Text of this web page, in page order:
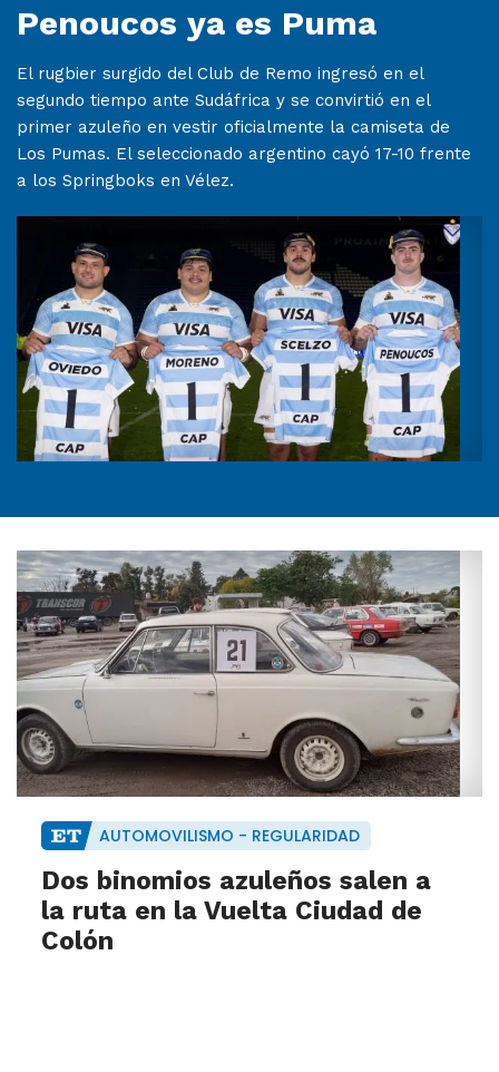
Penoucos ya es Puma
El rugbier surgido del Club de Remo ingresó en el
segundo tiempo ante Sudáfrica y se convirtió en el
primer azuleño en vestir oficialmente la camiseta de
Los Pumas. El seleccionado argentino cayó 17-10 frente
a los Springboks en Vélez.
AUTOMOVILISMO - REGULARIDAD
Dos binomios azuleños salen a
la ruta en la Vuelta Ciudad de
Colón